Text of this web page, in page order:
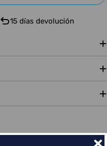
15 días devolución